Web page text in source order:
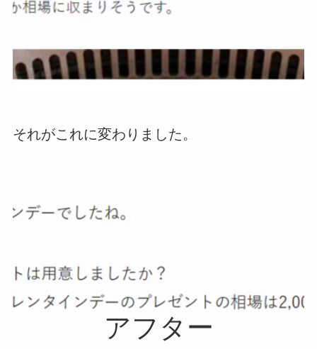
それがこれに変わりました。
アフター